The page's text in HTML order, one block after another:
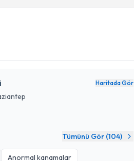
Haritada Gör
Tümünü Gör (104)
Anormal kanamalar